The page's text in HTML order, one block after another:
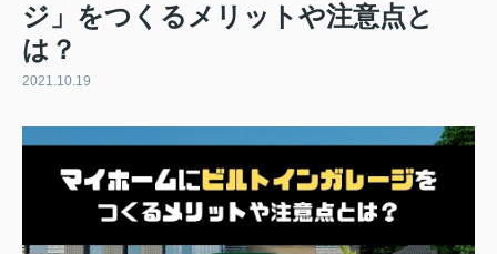
ジ」をつくるメリットや注意点と
は？
2021.10.19